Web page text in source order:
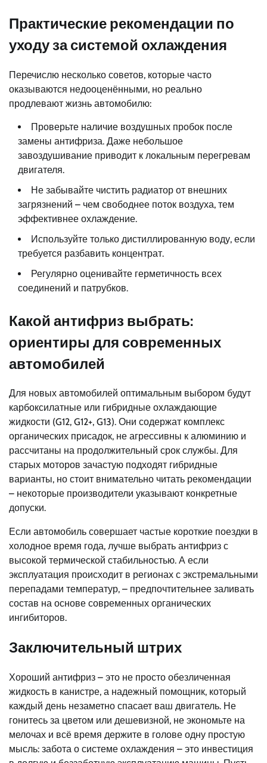
Практические рекомендации по
уходу за системой охлаждения
Перечислю несколько советов, которые часто
оказываются недооценёнными, но реально
продлевают жизнь автомобилю:
Проверьте наличие воздушных пробок после
замены антифриза. Даже небольшое
завоздушивание приводит к локальным перегревам
двигателя.
Не забывайте чистить радиатор от внешних
загрязнений – чем свободнее поток воздуха, тем
эффективнее охлаждение.
Используйте только дистиллированную воду, если
требуется разбавить концентрат.
Регулярно оценивайте герметичность всех
соединений и патрубков.
Какой антифриз выбрать:
ориентиры для современных
автомобилей
Для новых автомобилей оптимальным выбором будут
карбоксилатные или гибридные охлаждающие
жидкости (G12, G12+, G13). Они содержат комплекс
органических присадок, не агрессивны к алюминию и
рассчитаны на продолжительный срок службы. Для
старых моторов зачастую подходят гибридные
варианты, но стоит внимательно читать рекомендации
– некоторые производители указывают конкретные
допуски.
Если автомобиль совершает частые короткие поездки в
холодное время года, лучше выбрать антифриз с
высокой термической стабильностью. А если
эксплуатация происходит в регионах с экстремальными
перепадами температур, – предпочтительнее заливать
состав на основе современных органических
ингибиторов.
Заключительный штрих
Хороший антифриз – это не просто обезличенная
жидкость в канистре, а надежный помощник, который
каждый день незаметно спасает ваш двигатель. Не
гонитесь за цветом или дешевизной, не экономьте на
мелочах и всё время держите в голове одну простую
мысль: забота о системе охлаждения – это инвестиция